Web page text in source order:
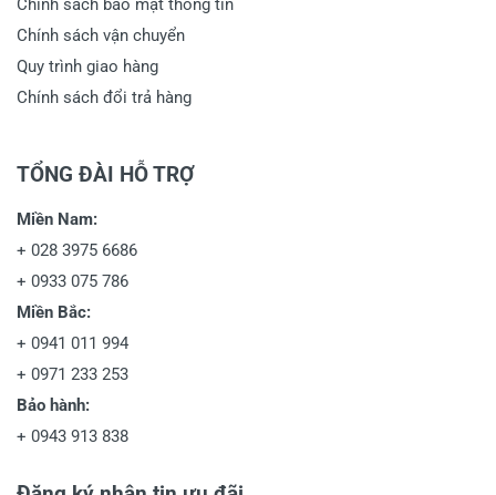
Chính sách bảo mật thông tin
Chính sách vận chuyển
Quy trình giao hàng
Chính sách đổi trả hàng
TỔNG ĐÀI HỖ TRỢ
Miền Nam:
+ 028 3975 6686
+ 0933 075 786
Miền Bắc:
+ 0941 011 994
+ 0971 233 253
Bảo hành:
+ 0943 913 838